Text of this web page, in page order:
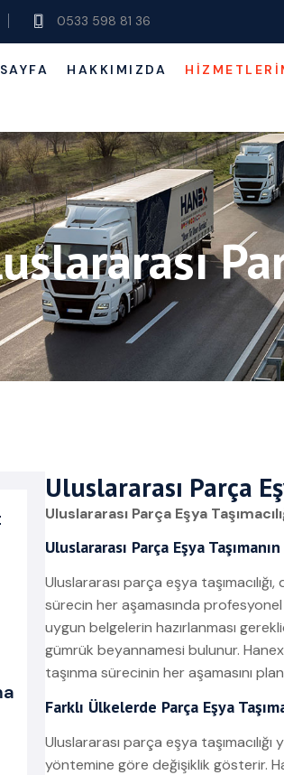
0533 598 81 36
HAKKIMIZDA
Uluslararası Parça
Uluslararası Parça Eşya
Uluslararası Parça Eşya
Uluslararası parça eşya
sürecin her aşamasında profesyonel
uygun belgelerin hazırlanması
gümrük beyannamesi bulunur.
taşınma sürecinin her aşamasını
Farklı Ülkelerde Parça Eşya
Uluslararası parça eşya
yöntemine göre değişiklik gösterir.